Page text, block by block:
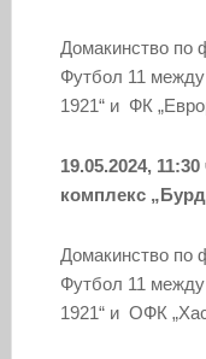
Домакинство по
Футбол 11
1921“ и ФК
19.05.2024,
комплекс
Домакинство по
Футбол 11
1921“ и ОФК